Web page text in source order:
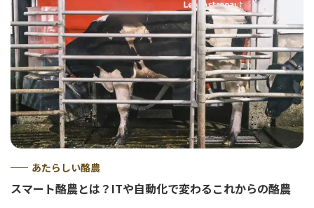
あたらしい酪農
スマート酪農とは？ITや自動化で変わるこれからの酪農